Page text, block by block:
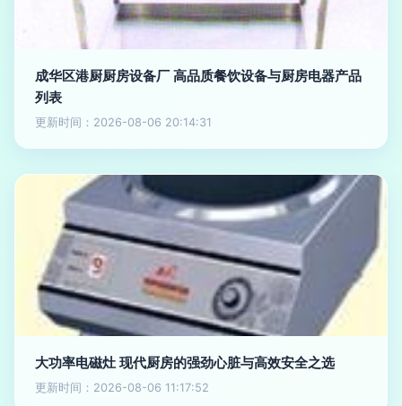
成华区港厨厨房设备厂 高品质餐饮设备与厨房电器产品
列表
更新时间：2026-08-06 20:14:31
大功率电磁灶 现代厨房的强劲心脏与高效安全之选
更新时间：2026-08-06 11:17:52